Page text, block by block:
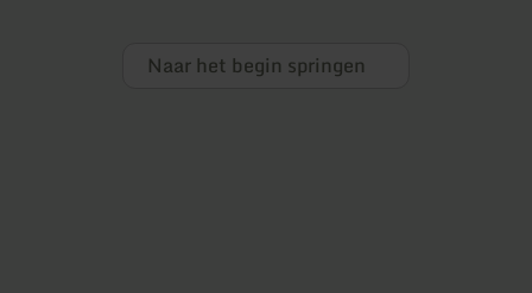
Naar het begin springen